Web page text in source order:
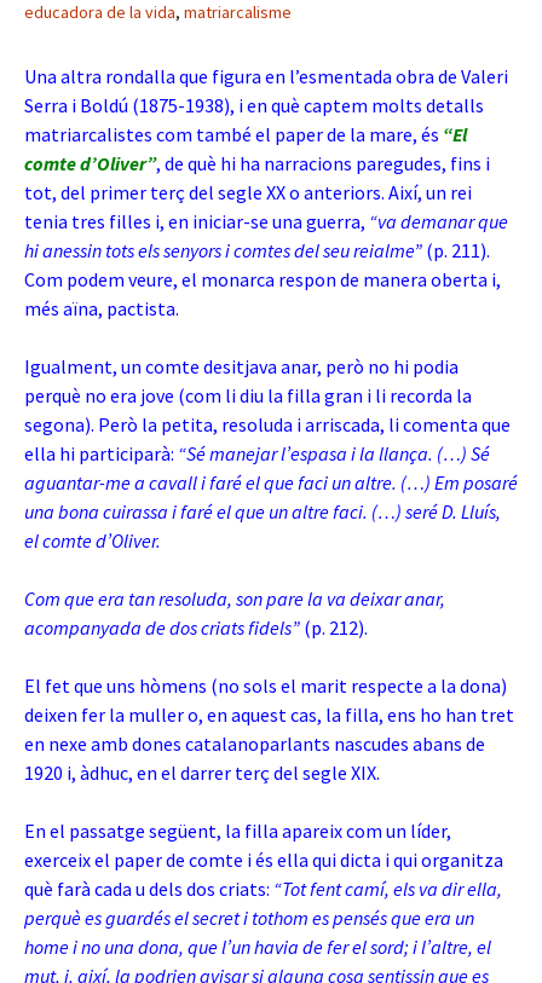
educadora de la vida, matriarcalisme
Una altra rondalla que figura en l’esmentada obra de Valeri
Serra i Boldú (1875-1938), i en què captem molts detalls
matriarcalistes com també el paper de la mare, és “El
comte d’Oliver”, de què hi ha narracions paregudes, fins i
tot, del primer terç del segle XX o anteriors. Així, un rei
tenia tres filles i, en iniciar-se una guerra, “va demanar que
hi anessin tots els senyors i comtes del seu reialme” (p. 211).
Com podem veure, el monarca respon de manera oberta i,
més aïna, pactista.
Igualment, un comte desitjava anar, però no hi podia
perquè no era jove (com li diu la filla gran i li recorda la
segona). Però la petita, resoluda i arriscada, li comenta que
ella hi participarà: “Sé manejar l’espasa i la llança. (…) Sé
aguantar-me a cavall i faré el que faci un altre. (…) Em posaré
una bona cuirassa i faré el que un altre faci. (…) seré D. Lluís,
el comte d’Oliver.
Com que era tan resoluda, son pare la va deixar anar,
acompanyada de dos criats fidels” (p. 212).
El fet que uns hòmens (no sols el marit respecte a la dona)
deixen fer la muller o, en aquest cas, la filla, ens ho han tret
en nexe amb dones catalanoparlants nascudes abans de
1920 i, àdhuc, en el darrer terç del segle XIX.
En el passatge següent, la filla apareix com un líder,
exerceix el paper de comte i és ella qui dicta i qui organitza
què farà cada u dels dos criats: “Tot fent camí, els va dir ella,
perquè es guardés el secret i tothom es pensés que era un
home i no una dona, que l’un havia de fer el sord; i l’altre, el
mut, i, així, la podrien avisar si alguna cosa sentissin que es